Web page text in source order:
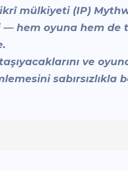
mülkiyeti (IP)
— hem oyuna hem de
ve
sabırsızlıkla